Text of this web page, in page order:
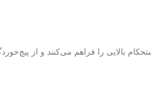
بالایی را فراهم می‌کنند و از